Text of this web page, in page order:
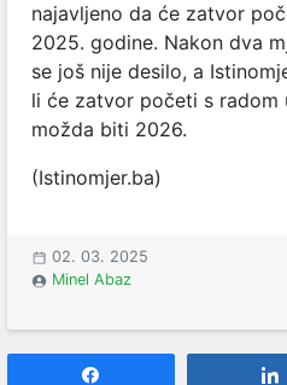
najavljeno da će zatvor
2025. godine. Nakon dva
se još nije desilo, a
li će zatvor početi s
možda biti 2026.
(Istinomjer.ba)
02. 03. 2025
Minel Abaz